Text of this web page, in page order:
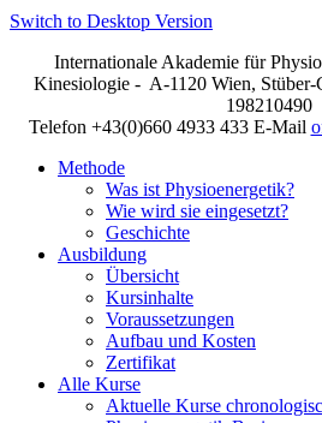
Switch to Desktop Version
Internationale Akademie für
Kinesiologie - A-1120 Wien,
198210490
Telefon +43(0)660 4933 433 E-Mail
Methode
Was ist Physioenergetik?
Wie wird sie eingesetzt?
Geschichte
Ausbildung
Übersicht
Kursinhalte
Voraussetzungen
Aufbau und Kosten
Zertifikat
Alle Kurse
Aktuelle Kurse